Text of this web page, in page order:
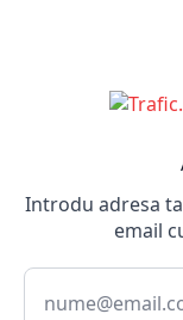
Introdu adresa
email